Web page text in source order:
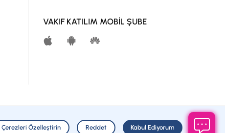
VAKIF KATILIM MOBİL ŞUBE
Engelsiz Bankacılık
Çerezleri Özelleştirin Reddet Kabul Ediyorum